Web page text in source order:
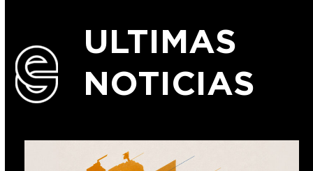
ULTIMAS
NOTICIAS